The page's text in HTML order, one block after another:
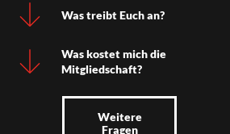
Was treibt Euch an?
Was kostet mich die
Mitgliedschaft?
Weitere
Fragen